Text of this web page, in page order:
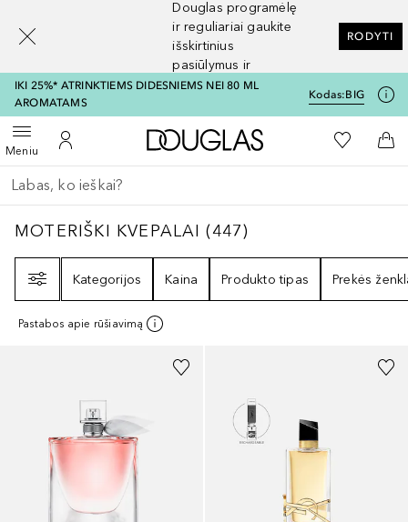
Douglas programėlę
ir reguliariai gaukite
išskirtinius
pasiūlymus ir
nuolaidas
RODYTI
IKI 25%* ATRINKTIEMS DIDESNIEMS NEI 80 ML
AROMATAMS
Kodas:BIG
MeniuAtidaryti meniuĮ mano paskyrą
Į Douglas pagrindinį
Į mano
Į
Grįžk atgal
Vykdykite paiešką
MOTERIŠKI KVEPALAI447
MOTERIŠKI KVEPALAI (447)
Kategorijos
Kaina Produkto tipas Prekės
Pastabos apie rūšiavimą
[navigation.slideout.screenreader]